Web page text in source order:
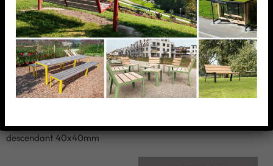
Raccord orientable
descendant
40x40mm
descendant 40x40mm
Raccord orientable
remontant 40x40mm
remontant 40x40mm